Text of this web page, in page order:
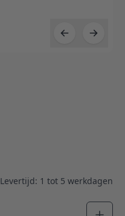
Levertijd: 1 tot 5 werkdagen